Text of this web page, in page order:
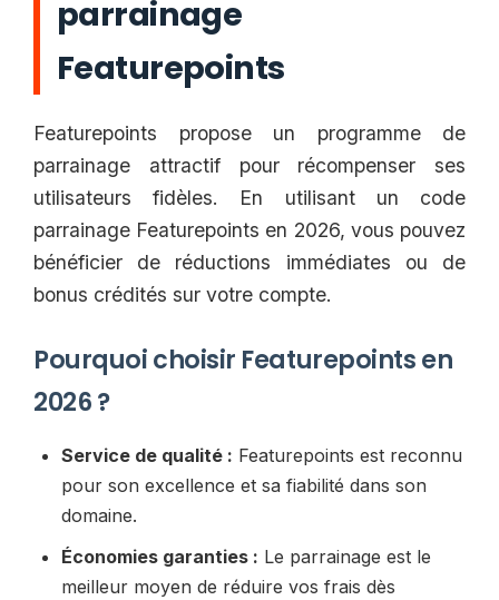
parrainage
Featurepoints
Featurepoints propose un programme de
parrainage attractif pour récompenser ses
utilisateurs fidèles. En utilisant un code
parrainage Featurepoints en 2026, vous pouvez
bénéficier de réductions immédiates ou de
bonus crédités sur votre compte.
Pourquoi choisir Featurepoints en
2026 ?
Service de qualité : Featurepoints est reconnu
pour son excellence et sa fiabilité dans son
domaine.
Économies garanties : Le parrainage est le
meilleur moyen de réduire vos frais dès